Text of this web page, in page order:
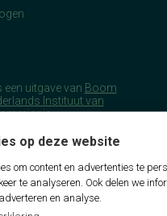
op deze website
om content en advertenties te
te analyseren. Ook delen we
en analyse.
een uitgave van Boom
Instituut van